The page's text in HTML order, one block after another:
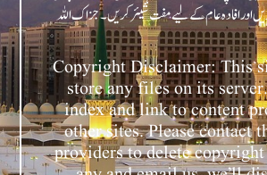
Copyright Disclaimer: This
store any files on its
index and link to content
other sites. Please contact
providers to delete